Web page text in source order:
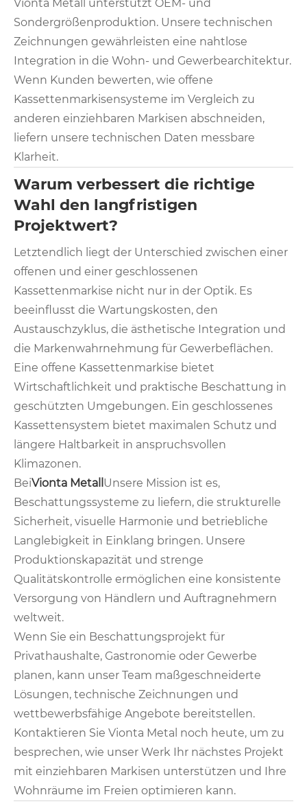
Vionta Metall unterstützt OEM- und
Sondergrößenproduktion. Unsere technischen
Zeichnungen gewährleisten eine nahtlose
Integration in die Wohn- und Gewerbearchitektur.
Wenn Kunden bewerten, wie offene
Kassettenmarkisensysteme im Vergleich zu
anderen einziehbaren Markisen abschneiden,
liefern unsere technischen Daten messbare
Klarheit.
Warum verbessert die richtige
Wahl den langfristigen
Projektwert?
Letztendlich liegt der Unterschied zwischen einer
offenen und einer geschlossenen
Kassettenmarkise nicht nur in der Optik. Es
beeinflusst die Wartungskosten, den
Austauschzyklus, die ästhetische Integration und
die Markenwahrnehmung für Gewerbeflächen.
Eine offene Kassettenmarkise bietet
Wirtschaftlichkeit und praktische Beschattung in
geschützten Umgebungen. Ein geschlossenes
Kassettensystem bietet maximalen Schutz und
längere Haltbarkeit in anspruchsvollen
Klimazonen.
BeiVionta Metall Unsere Mission ist es,
Beschattungssysteme zu liefern, die strukturelle
Sicherheit, visuelle Harmonie und betriebliche
Langlebigkeit in Einklang bringen. Unsere
Produktionskapazität und strenge
Qualitätskontrolle ermöglichen eine konsistente
Versorgung von Händlern und Auftragnehmern
weltweit.
Wenn Sie ein Beschattungsprojekt für
Privathaushalte, Gastronomie oder Gewerbe
planen, kann unser Team maßgeschneiderte
Lösungen, technische Zeichnungen und
wettbewerbsfähige Angebote bereitstellen.
Kontaktieren Sie Vionta Metal noch heute, um zu
besprechen, wie unser Werk Ihr nächstes Projekt
mit einziehbaren Markisen unterstützen und Ihre
Wohnräume im Freien optimieren kann.